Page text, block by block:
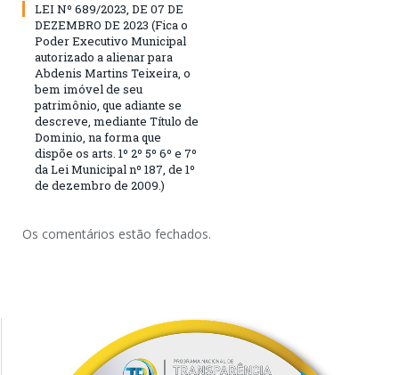
LEI Nº 689/2023, DE 07 DE
DEZEMBRO DE 2023 (Fica o
Poder Executivo Municipal
autorizado a alienar para
Abdenis Martins Teixeira, o
bem imóvel de seu
patrimônio, que adiante se
descreve, mediante Título de
Dominio, na forma que
dispõe os arts. 1º 2º 5º 6º e 7º
da Lei Municipal nº 187, de 1º
de dezembro de 2009.)
Os comentários estão fechados.